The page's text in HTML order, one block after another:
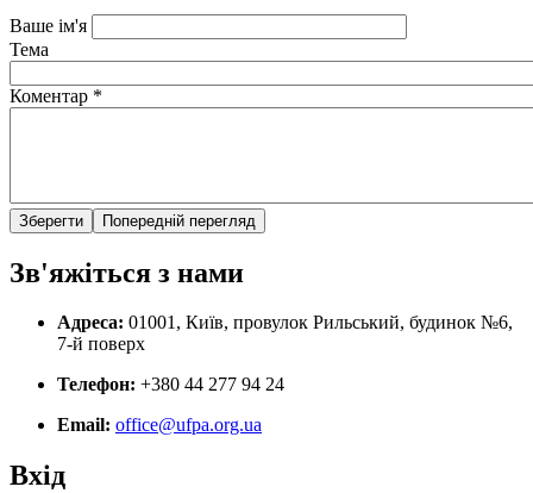
Ваше ім'я
Тема
Коментар *
Зв'яжіться з нами
Адреса: 01001, Київ, провулок Рильський, будинок №6,
7-й поверх
Телефон: +380 44 277 94 24
Email: office@ufpa.org.ua
Вхід